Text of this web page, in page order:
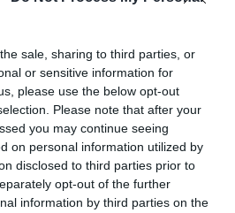
sale, sharing to third parties, or
or sensitive information for
please use the below opt-out
Please note that after your
you may continue seeing
on personal information utilized by
disclosed to third parties prior to
opt-out of the further
information by third parties on the